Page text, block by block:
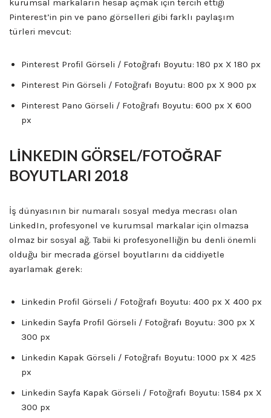
kurumsal markaların hesap açmak için tercih ettiği
Pinterest’in pin ve pano görselleri gibi farklı paylaşım
türleri mevcut:
Pinterest Profil Görseli / Fotoğrafı Boyutu: 180 px X 180 px
Pinterest Pin Görseli / Fotoğrafı Boyutu: 800 px X 900 px
Pinterest Pano Görseli / Fotoğrafı Boyutu: 600 px X 600
px
LİNKEDIN GÖRSEL/FOTOĞRAF
BOYUTLARI 2018
İş dünyasının bir numaralı sosyal medya mecrası olan
LinkedIn, profesyonel ve kurumsal markalar için olmazsa
olmaz bir sosyal ağ. Tabii ki profesyonelliğin bu denli önemli
olduğu bir mecrada görsel boyutlarını da ciddiyetle
ayarlamak gerek:
Linkedin Profil Görseli / Fotoğrafı Boyutu: 400 px X 400 px
Linkedin Sayfa Profil Görseli / Fotoğrafı Boyutu: 300 px X
300 px
Linkedin Kapak Görseli / Fotoğrafı Boyutu: 1000 px X 425
px
Linkedin Sayfa Kapak Görseli / Fotoğrafı Boyutu: 1584 px X
300 px